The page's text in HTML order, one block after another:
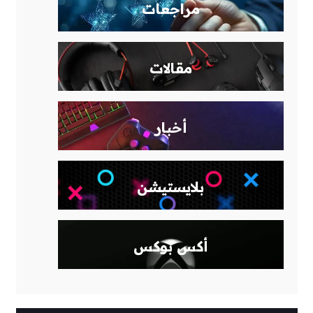
مراجعات
مقالات
أخبار
بلايستيشن
أكس بوكس